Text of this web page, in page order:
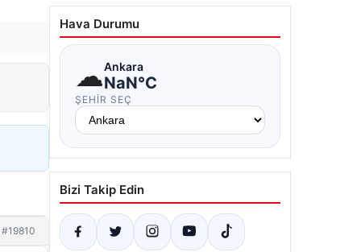
#19810
Hava Durumu
☁Ankara
NaN°C
ŞEHIR SEÇ
Bizi Takip Edin